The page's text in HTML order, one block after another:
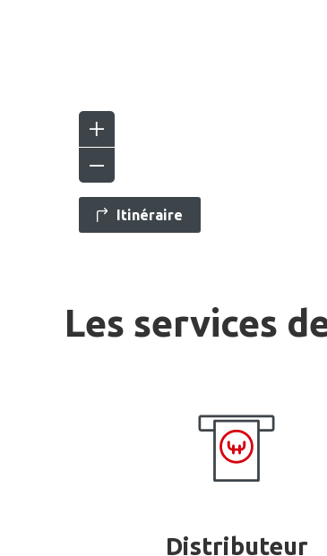
Itinéraire
Les services
Distributeur